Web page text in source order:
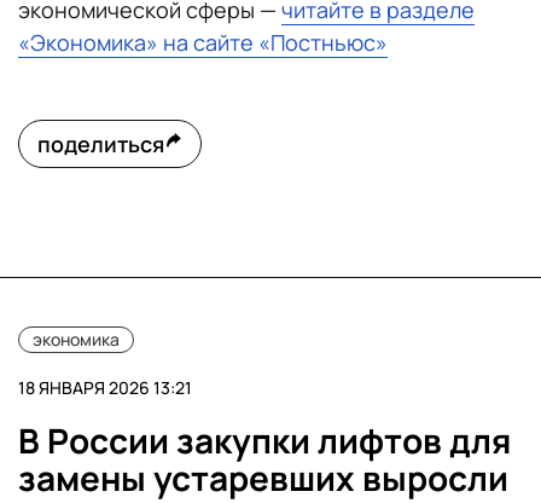
экономической сферы — читайте в разделе
«Экономика» на сайте «Постньюс»
поделиться
экономика
18 ЯНВАРЯ 2026 13:21
В России закупки лифтов для
замены устаревших выросли